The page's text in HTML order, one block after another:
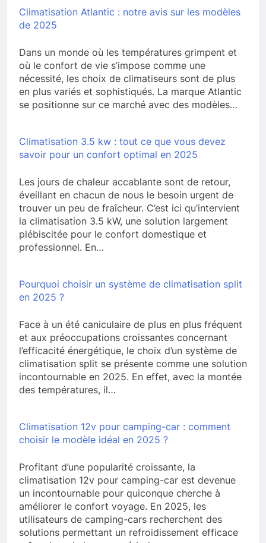
Climatisation Atlantic : notre avis sur les modèles
de 2025
Dans un monde où les températures grimpent et
où le confort de vie s’impose comme une
nécessité, les choix de climatiseurs sont de plus
en plus variés et sophistiqués. La marque Atlantic
se positionne sur ce marché avec des modèles…
Climatisation 3.5 kw : tout ce que vous devez
savoir pour un confort optimal en 2025
Les jours de chaleur accablante sont de retour,
éveillant en chacun de nous le besoin urgent de
trouver un peu de fraîcheur. C’est ici qu’intervient
la climatisation 3.5 kW, une solution largement
plébiscitée pour le confort domestique et
professionnel. En…
Pourquoi choisir un système de climatisation split
en 2025 ?
Face à un été caniculaire de plus en plus fréquent
et aux préoccupations croissantes concernant
l’efficacité énergétique, le choix d’un système de
climatisation split se présente comme une solution
incontournable en 2025. En effet, avec la montée
des températures, il…
Climatisation 12v pour camping-car : comment
choisir le modèle idéal en 2025 ?
Profitant d’une popularité croissante, la
climatisation 12v pour camping-car est devenue
un incontournable pour quiconque cherche à
améliorer le confort voyage. En 2025, les
utilisateurs de camping-cars recherchent des
solutions permettant un refroidissement efficace